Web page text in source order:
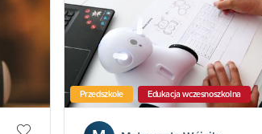
Przedszkole Edukacja wczesnoszkolna